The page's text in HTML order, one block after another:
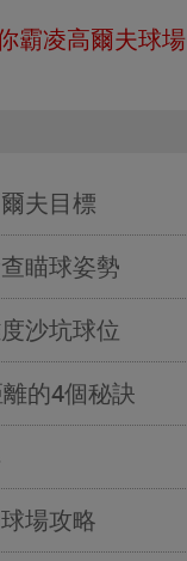
霸凌高爾夫球場
夫目標
瞄球姿勢
沙坑球位
的4個秘訣
場攻略